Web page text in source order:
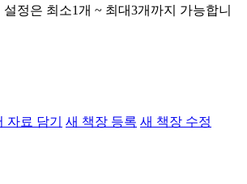
정은 최소1개 ~ 최대3개까지 가능합니
자료 담기 새 책장 등록 새 책장 수정